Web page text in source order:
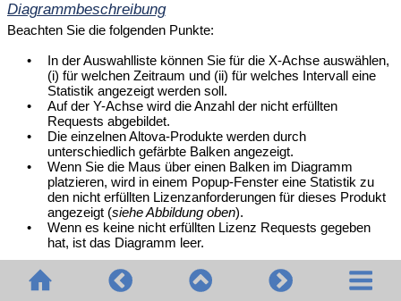
Diagrammbeschreibung
Beachten Sie die folgenden Punkte:
•
In der Auswahlliste können Sie für die X-Achse auswählen,
(i) für welchen Zeitraum und (ii) für welches Intervall eine
Statistik angezeigt werden soll.
•
Auf der Y-Achse wird die Anzahl der nicht erfüllten
Requests abgebildet.
•
Die einzelnen Altova-Produkte werden durch
unterschiedlich gefärbte Balken angezeigt.
•
Wenn Sie die Maus über einen Balken im Diagramm
platzieren, wird in einem Popup-Fenster eine Statistik zu
den nicht erfüllten Lizenzanforderungen für dieses Produkt
angezeigt (siehe Abbildung oben).
•
Wenn es keine nicht erfüllten Lizenz Requests gegeben
hat, ist das Diagramm leer.